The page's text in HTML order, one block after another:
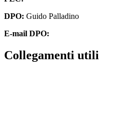
DPO: Guido Palladino
E-mail DPO:
collegamenti utili